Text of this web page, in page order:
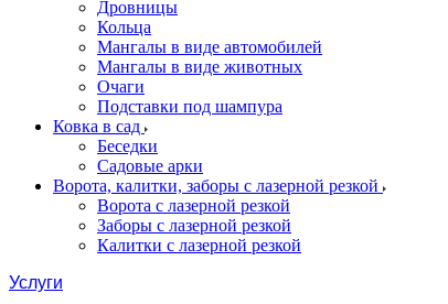
Дровницы
Кольца
Мангалы в виде автомобилей
Мангалы в виде животных
Очаги
Подставки под шампура
Ковка в сад
Беседки
Садовые арки
Ворота, калитки, заборы с лазерной резкой
Ворота с лазерной резкой
Заборы с лазерной резкой
Калитки с лазерной резкой
Услуги